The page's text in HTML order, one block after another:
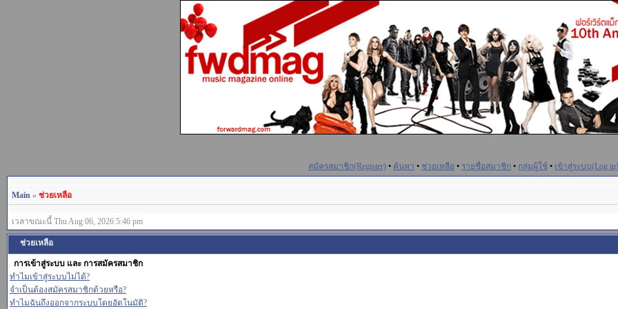
สมัครสมาชิก(Register) • ค้นหา • ช่วยเหลือ • รายชื่อสมาชิก • กลุ่มผู้ใช้ • เข้าสู่ระบบ(Log in)
Main » ช่วยเหลือ
เวลาขณะนี้ Thu Aug 06, 2026 5:46 pm
ช่วยเหลือ
การเข้าสู่ระบบ และ การสมัครสมาชิก
ทำไมเข้าสู่ระบบไม่ได้?
จำเป็นต้องสมัครสมาชิกด้วยหรือ?
ทำไมฉันถึงออกจากระบบโดยอัตโนมัติ?